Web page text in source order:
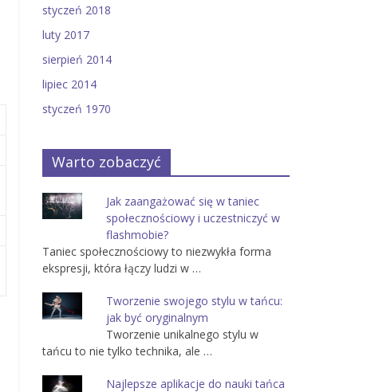
styczeń 2018
luty 2017
sierpień 2014
lipiec 2014
styczeń 1970
Warto zobaczyć
Jak zaangażować się w taniec
społecznościowy i uczestniczyć w
flashmobie?
Taniec społecznościowy to niezwykła forma
ekspresji, która łączy ludzi w …
Tworzenie swojego stylu w tańcu:
jak być oryginalnym
Tworzenie unikalnego stylu w
tańcu to nie tylko technika, ale …
Najlepsze aplikacje do nauki tańca